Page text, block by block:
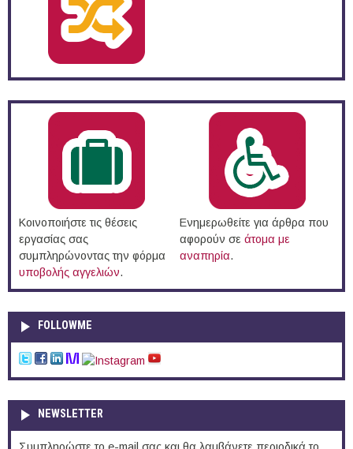
Κοινοποιήστε τις θέσεις
εργασίας σας
συμπληρώνοντας την φόρμα
υποβολής αγγελιών.
Ενημερωθείτε για άρθρα που
αφορούν σε άτομα με
αναπηρία.
FOLLOWME
NEWSLETTER